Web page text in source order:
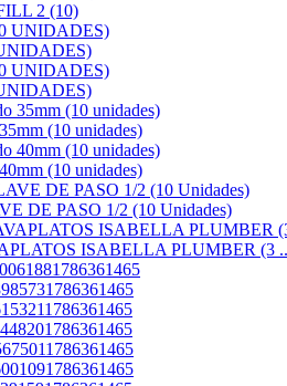
2 (10)
(10 unidades)
(10 unidades)
DE PASO 1/2 (10 Unidades)
ISABELLA PLUMBER (3